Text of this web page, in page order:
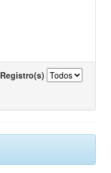
Registro(s)